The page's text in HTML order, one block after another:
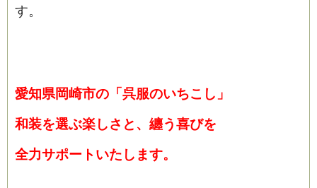
す。
愛知県岡崎市の「呉服のいちこし」
和装を選ぶ楽しさと、纏う喜びを
全力サポートいたします。